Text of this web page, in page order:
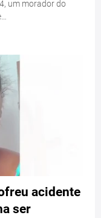
um morador do
acidente
ser